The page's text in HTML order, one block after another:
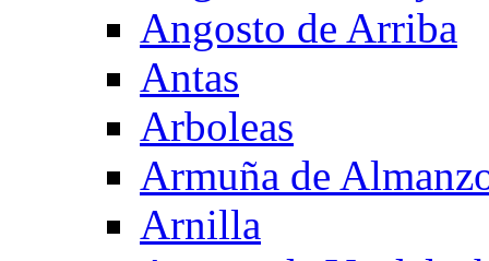
Angosto de Arriba
Antas
Arboleas
Armuña de
Arnilla